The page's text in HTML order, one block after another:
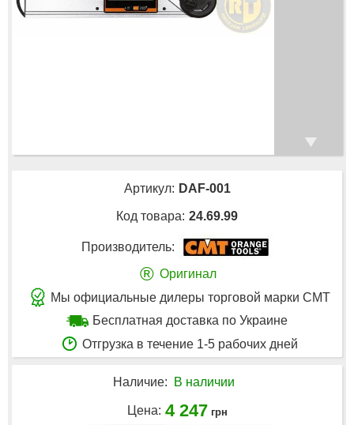
Артикул: DAF-001
Код товара: 24.69.99
Производитель:
® Оригинал
Мы официальные дилеры торговой марки CMT
Бесплатная доставка по Украине
Отгрузка в течение 1-5 рабочих дней
Наличие: В наличии
Цена: 4 247 грн